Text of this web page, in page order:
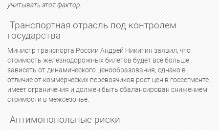
учитывать этот фактор.
Транспортная отрасль под контролем
государства
Министр транспорта России Андрей Никитин заявил, что
стоимость железнодорожных билетов будет всё больше
зависеть от динамического ценообразования, однако в
отличие от коммерческих перевозчиков рост цен в госсегменте
имеет ограничения и должен быть сбалансирован снижением
стоимости в межсезонье.
Антимонопольные риски